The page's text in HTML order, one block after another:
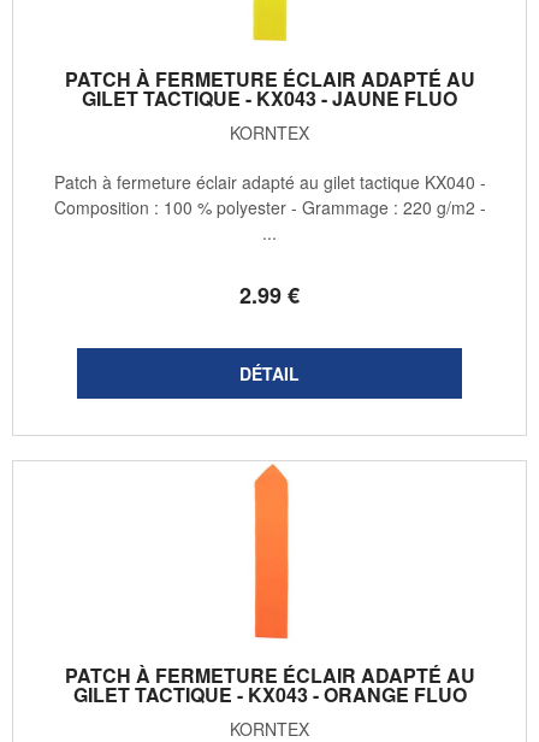
PATCH À FERMETURE ÉCLAIR ADAPTÉ AU
GILET TACTIQUE - KX043 - JAUNE FLUO
KORNTEX
2.99€
Patch à fermeture éclair adapté au gilet tactique KX040 -
Composition : 100 % polyester - Grammage : 220 g/m2 -
...
PATCH À FERMETURE ÉCLAIR ADAPTÉ AU
GILET TACTIQUE - KX043 - ORANGE FLUO
KORNTEX